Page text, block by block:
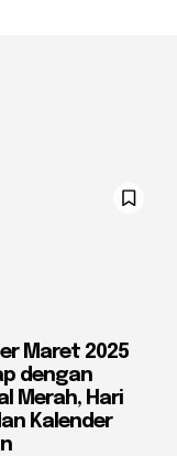
Maret 2025
dengan
Merah, Hari
Kalender